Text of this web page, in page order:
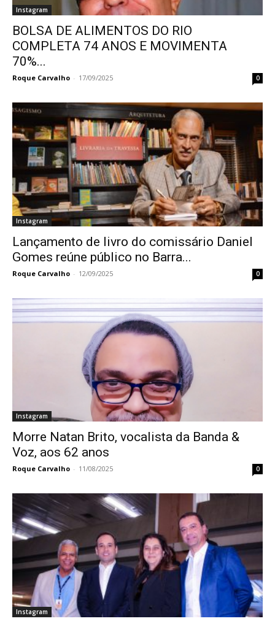
Instagram
BOLSA DE ALIMENTOS DO RIO
COMPLETA 74 ANOS E MOVIMENTA
70%...
Roque Carvalho - 17/09/2025 0
Instagram
Lançamento de livro do comissário Daniel
Gomes reúne público no Barra...
Roque Carvalho - 12/09/2025 0
Instagram
Morre Natan Brito, vocalista da Banda &
Voz, aos 62 anos
Roque Carvalho - 11/08/2025 0
Instagram